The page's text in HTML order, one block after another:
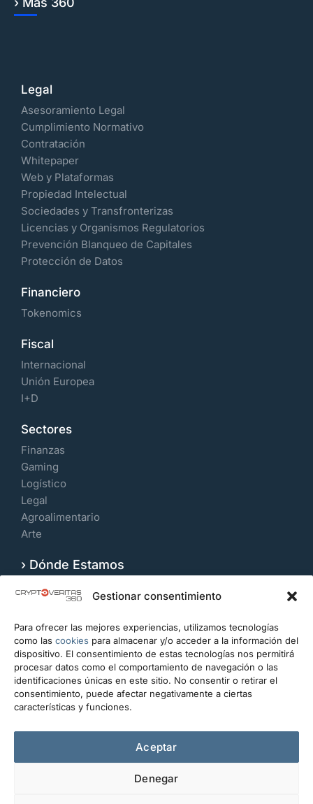
Gestionar consentimiento
Para ofrecer las mejores experiencias, utilizamos tecnologías
como las cookies para almacenar y/o acceder a la información del
dispositivo. El consentimiento de estas tecnologías nos permitirá
procesar datos como el comportamiento de navegación o las
identificaciones únicas en este sitio. No consentir o retirar el
consentimiento, puede afectar negativamente a ciertas
características y funciones.
Aceptar
Denegar
Legal
Asesoramiento Legal
Cumplimiento Normativo
Contratación
Whitepaper
Web y Plataformas
Propiedad Intelectual
Sociedades y Transfronterizas
Licencias y Organismos Regulatorios
Prevención Blanqueo de Capitales
Protección de Datos
Financiero
Tokenomics
Fiscal
Internacional
Unión Europea
I+D
Sectores
Finanzas
Gaming
Logístico
Legal
Agroalimentario
Arte
› Dónde Estamos
Velázquez 109, 7º Izquierda. 28006, Madrid.
CONTACTO
info@cryptoveritas360.com
+34 919 993 434